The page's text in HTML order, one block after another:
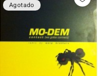
Agotado